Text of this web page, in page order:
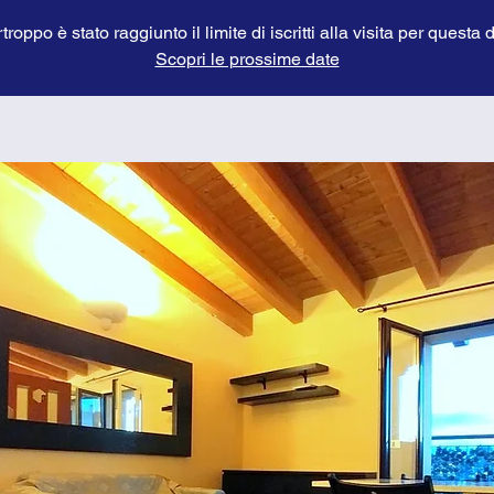
è stato raggiunto il limite di iscritti alla visita per questa
Scopri le prossime date